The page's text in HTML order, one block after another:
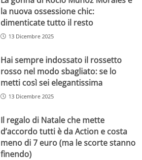
la nuova ossessione chic:
dimenticate tutto il resto
13 Dicembre 2025
Hai sempre indossato il rossetto
rosso nel modo sbagliato: se lo
metti così sei elegantissima
13 Dicembre 2025
Il regalo di Natale che mette
d’accordo tutti è da Action e costa
meno di 7 euro (ma le scorte stanno
finendo)